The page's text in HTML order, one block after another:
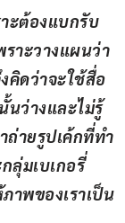
ะต้องแบกรับ
ราะวางแผนว่า
คิดว่าจะใช้สื่อ
นว่างและไม่รู้
ถ่ายรูปเค้กที่ทำ
ลุ่มเบเกอรี่
าพของเราเป็น